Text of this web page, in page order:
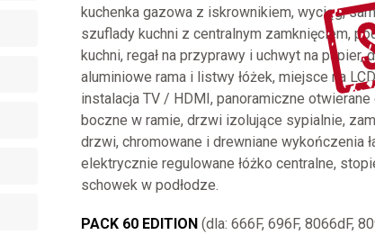
kuchenka gazowa z iskrownikiem, wyciąg,
szuflady kuchni z centralnym zamknięciem,
kuchni, regał na przyprawy i uchwyt na papier,
aluminiowe rama i listwy łóżek, miejsce na
instalacja TV / HDMI, panoramiczne otwierane
boczne w ramie, drzwi izolujące sypialnie,
drzwi, chromowane i drewniane wykończenia
elektrycznie regulowane łóżko centralne,
schowek w podłodze.
PACK 60 EDITION (dla: 666F, 696F, 8066dF,